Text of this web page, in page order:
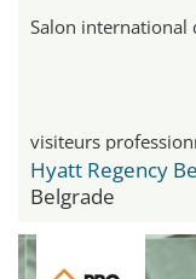
Salon
visiteurs
Hyatt Regency
Belgrade